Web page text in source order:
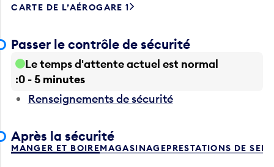
CARTE DE L’AÉROGARE 1
Passer le contrôle de sécurité
Le temps d'attente actuel est normal
0 - 5 minutes
Renseignements de sécurité
Après la sécurité
MANGER ET BOIREMAGASINAGEPRESTATIONS DE